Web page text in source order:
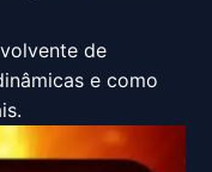
de
e como